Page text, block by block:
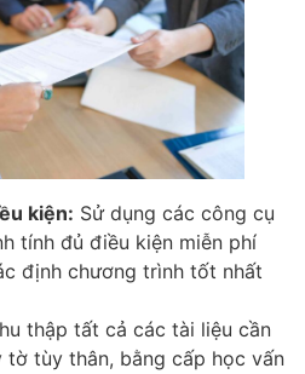
kiện: Sử dụng các công cụ
tính đủ điều kiện miễn phí
định chương trình tốt nhất
thập tất cả các tài liệu cần
tùy thân, bằng cấp học vấn